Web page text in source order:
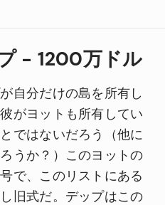
- 1200万ドル
自分だけの島を所有し
がヨットも所有してい
ではないだろう（他に
うか？）このヨットの
で、このリストにある
旧式だ。デップはこの